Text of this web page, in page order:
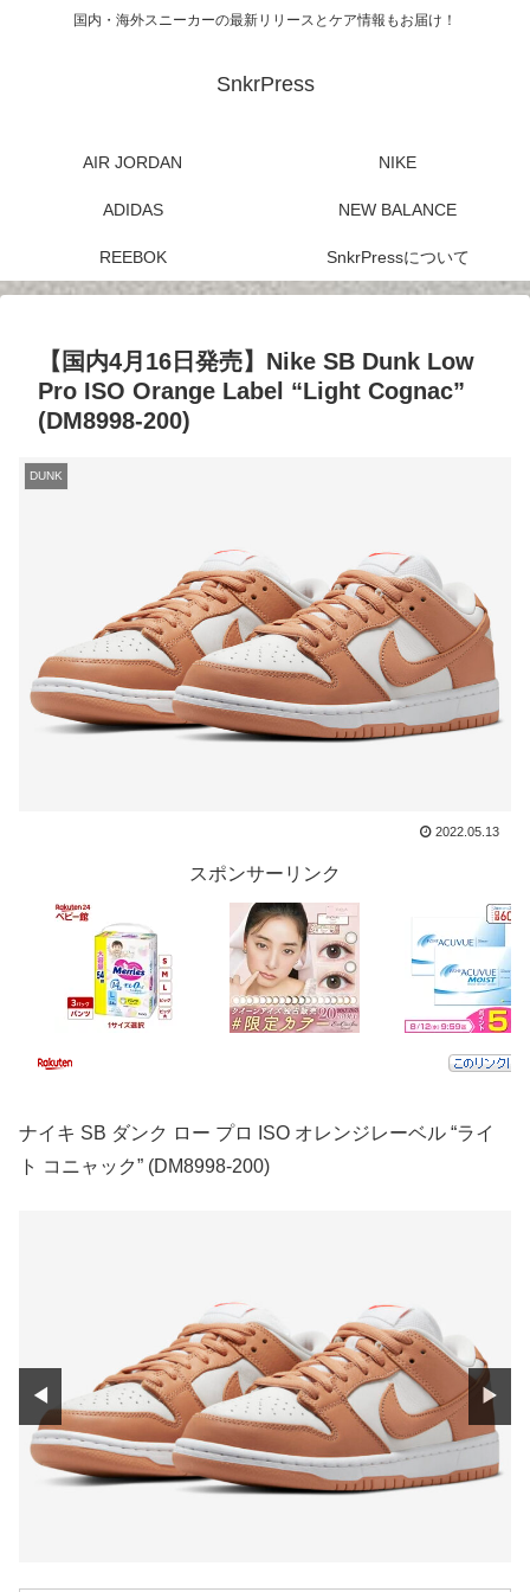
国内・海外スニーカーの最新リリースとケア情報もお届け！
SnkrPress
AIR JORDAN NIKE
ADIDAS NEW BALANCE
REEBOK SnkrPressについて
【国内4月16日発売】Nike SB Dunk Low
Pro ISO Orange Label “Light Cognac”
(DM8998-200)
DUNK
2022.05.13
スポンサーリンク
ナイキ SB ダンク ロー プロ ISO オレンジレーベル “ライ
ト コニャック” (DM8998-200)
◀ ▶